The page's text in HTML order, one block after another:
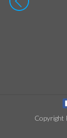
Copyright